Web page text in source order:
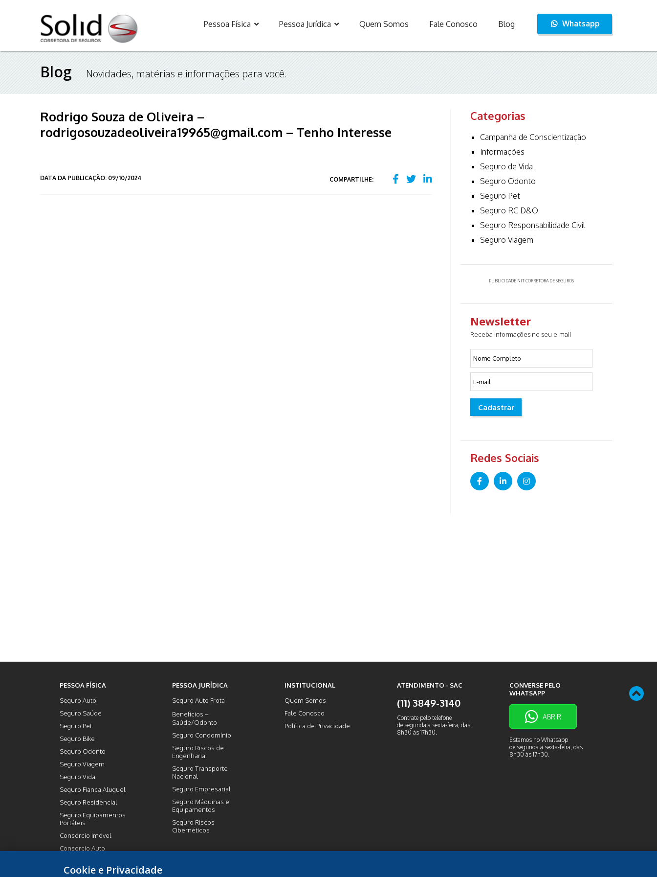
Pessoa Física Pessoa Jurídica Quem Somos Fale Conosco Blog Whatsapp
Blog Novidades, matérias e informações para você.
Rodrigo Souza de Oliveira –
rodrigosouzadeoliveira19965@gmail.com – Tenho Interesse
DATA DA PUBLICAÇÃO: 09/10/2024 COMPARTILHE:
Categorias
Campanha de Conscientização
Informações
Seguro de Vida
Seguro Odonto
Seguro Pet
Seguro RC D&O
Seguro Responsabilidade Civil
Seguro Viagem
PUBLICIDADE NIT CORRETORA DE SEGUROS
Newsletter
Receba informações no seu e-mail
Cadastrar
Redes Sociais
PESSOA FÍSICA
Seguro Auto
Seguro Saúde
Seguro Pet
Seguro Bike
Seguro Odonto
Seguro Viagem
Seguro Vida
Seguro Fiança Aluguel
Seguro Residencial
Seguro Equipamentos
Portáteis
Consórcio Imóvel
Consórcio Auto
PESSOA JURÍDICA
Seguro Auto Frota
Benefícios –
Saúde/Odonto
Seguro Condomínio
Seguro Riscos de
Engenharia
Seguro Transporte
Nacional
Seguro Empresarial
Seguro Máquinas e
Equipamentos
Seguro Riscos
Cibernéticos
INSTITUCIONAL
Quem Somos
Fale Conosco
Política de Privacidade
ATENDIMENTO - SAC
(11) 3849-3140
Contrate pelo telefone
de segunda a sexta-feira, das
8h30 às 17h30.
CONVERSE PELO
WHATSAPP
ABRIR
Estamos no Whatsapp
de segunda a sexta-feira, das
8h30 às 17h30.
Cookie e Privacidade